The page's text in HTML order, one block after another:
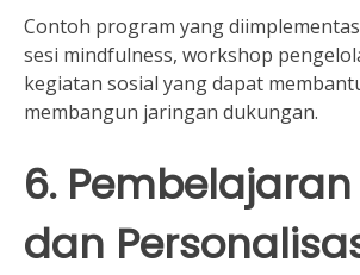
Contoh program yang
sesi mindfulness, workshop
kegiatan sosial yang dapat
membangun jaringan dukungan.
6.
dan